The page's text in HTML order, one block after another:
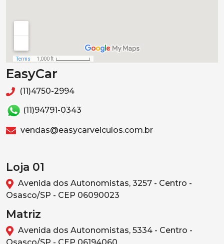
EasyCar
(11)4750-2994
(11)94791-0343
vendas@easycarveiculos.com.br
Loja 01
Avenida dos Autonomistas, 3257 - Centro -
Osasco/SP - CEP 06090023
Matriz
Avenida dos Autonomistas, 5334 - Centro -